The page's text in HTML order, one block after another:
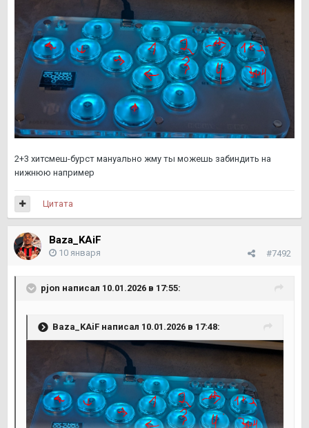
@GoldRobot какая раскладка у вас
2+3 хитсмеш-бурст мануально жму ты можешь забиндить на
нижнюю например
Цитата
Baza_KAiF
#7492
10 января
pjon написал 10.01.2026 в 17:55:
Baza_KAiF написал 10.01.2026 в 17:48: